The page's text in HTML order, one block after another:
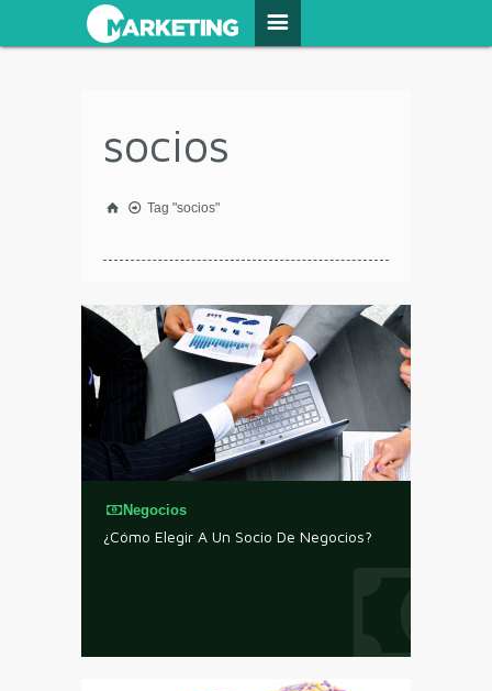
socios
Tag "socios"
Negocios
¿Cómo Elegir A Un Socio De Negocios?